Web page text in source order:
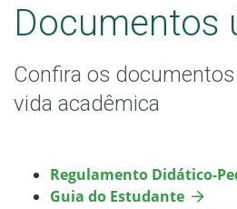
Horário de Aula
Horário de Professores
Páginas dos cursos
Documentos
Confira os
vida acadêmica
Regulamento Didático-
Guia do Estudante